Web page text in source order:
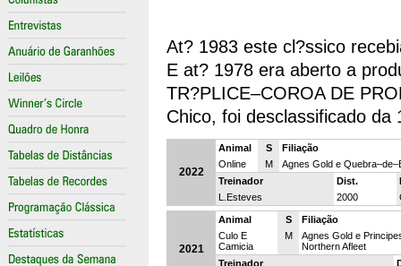
At? 1983 este cl?ssico
E at? 1978 era aberto a
TR?PLICE–COROA DE
Chico, foi desclassificado da
2022
Animal S
Filiação
Online
M
Agnes Gold e
Treinador
Dist.
L.Esteves
2000
2021
Animal S
Filiação
Culo E
Camicia
M
Agnes Gold e
Northern Afleet
Treinador